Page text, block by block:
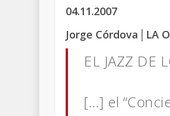
04.11.2007
Jorge Córdova
LA
EL JAZZ DE
[…] el